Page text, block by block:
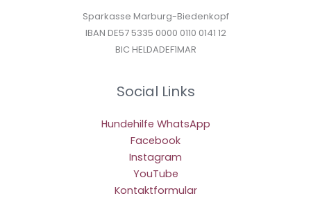
Sparkasse Marburg-Biedenkopf
IBAN DE57 5335 0000 0110 0141 12
BIC HELDADEF1MAR
Social Links
Hundehilfe WhatsApp
Facebook
Instagram
YouTube
Kontaktformular